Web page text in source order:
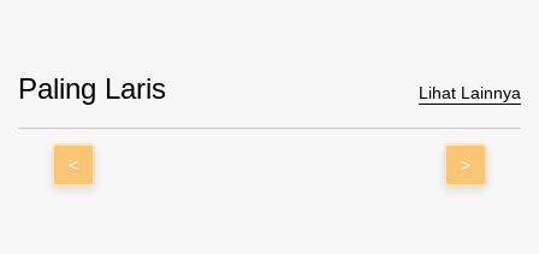
Paling Laris Lihat Lainnya
< >